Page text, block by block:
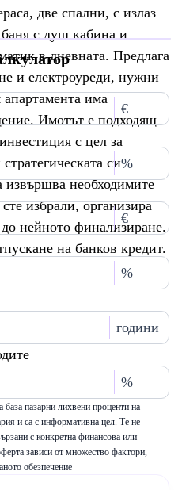
две спални, с излаз
с душ кабина и
в дневната. Предлага
и електроуреди, нужни
има
Имотът е подходящ
с цел за
си
необходимите
избрали, организира
нейното финализиране.
на банков кредит.
€
%
€
%
години
%
база пазарни лихвени проценти на
и са с информативна цел. Те не
с конкретна финансова или
зависи от множество фактори,
обезпечение